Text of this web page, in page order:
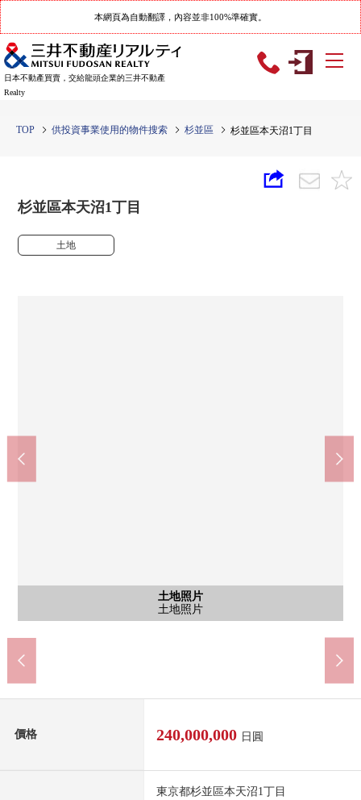
本網頁為自動翻譯，內容並非100%準確實。
日本不動產買賣，交給龍頭企業的三井不動產
Realty
TOP 供投資事業使用的物件搜索 杉並區 杉並區本天沼1丁目
杉並區本天沼1丁目
土地
土地照片
土地照片
土地照片
土地照片
土地照片
土地照片
土地照片
土地照片
土地照片
土地照片
含有前面道路的外觀
前面道路
土地照片
土地照片
含有前面道路的外觀
前面道路
含有前面道路的外觀
土地照片
含有前面道路的外觀
前面道路
超市文化堂阿佐谷店(約10m)
Lawson杉並本天沼1丁目商店(約100m)
峰會商店本天沼商店(約660m)
杉並區立杉並第9小學(約220m)
杉並區立東原中學(約780m)
杉並區立阿佐谷圖書館(約180m)
價格 240,000,000 日圓
東京都杉並區本天沼1丁目